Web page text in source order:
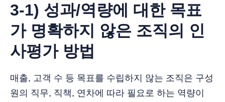
3-1) 성과/역량에 대한 목표
가 명확하지 않은 조직의 인
사평가 방법
매출, 고객 수 등 목표를 수립하지 않는 조직은 구성
원의 직무, 직책, 연차에 따라 필요로 하는 역량이